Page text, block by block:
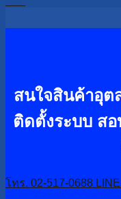
สนใจสินค้าอุต
ติดตั้งระบบ สอ
โทร. 02-517-0688